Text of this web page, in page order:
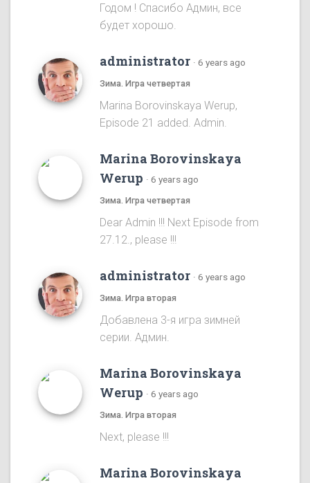
Годом ! Спасибо Админ, все
будет хорошо.
administrator · 6 years ago
Зима. Игра четвертая
Marina Borovinskaya Werup,
Episode 21 added. Admin.
Marina Borovinskaya
Werup · 6 years ago
Зима. Игра четвертая
Dear Admin !!! Next Episode from
27.12., please !!!
administrator · 6 years ago
Зима. Игра вторая
Добавлена 3-я игра зимней
серии. Админ.
Marina Borovinskaya
Werup · 6 years ago
Зима. Игра вторая
Next, please !!!
Marina Borovinskaya